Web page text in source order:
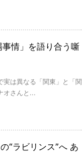
情」を語り合う噺
実は異なる「関東」と「関
オさんと...
“ラビリンス”へ あ